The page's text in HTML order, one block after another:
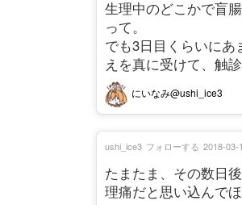
生理中のどこかで盲
って。
でも3日目くらいに
えを真に受けて、触
にいなみ@ushi_ice3
たまたま、その数日
理痛だと思い込んで
ushi_ice3 フォローする 2018-03-